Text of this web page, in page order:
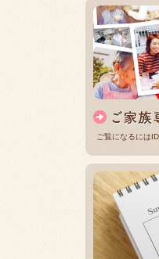
ご覧になるには